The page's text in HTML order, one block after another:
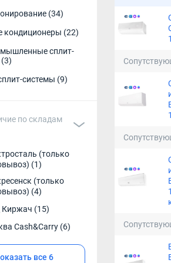
(34)
кондиционеры (22)
сплит-
(3)
системы (9)
по складам
(только
(1)
(только
(4)
(15)
Cash&Carry (6)
все 6
Настенные
Дешевые